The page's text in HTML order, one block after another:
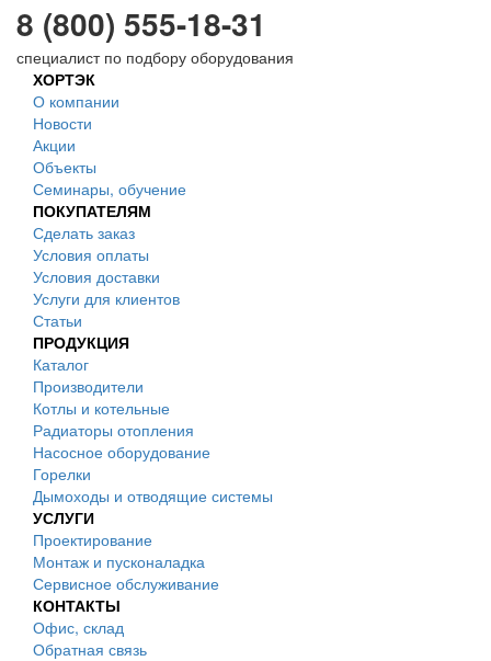
8 (800) 555-18-31
специалист по подбору оборудования
ХОРТЭК
О компании
Новости
Акции
Объекты
Семинары, обучение
ПОКУПАТЕЛЯМ
Сделать заказ
Условия оплаты
Условия доставки
Услуги для клиентов
Статьи
ПРОДУКЦИЯ
Каталог
Производители
Котлы и котельные
Радиаторы отопления
Насосное оборудование
Горелки
Дымоходы и отводящие системы
УСЛУГИ
Проектирование
Монтаж и пусконаладка
Сервисное обслуживание
КОНТАКТЫ
Офис, склад
Обратная связь